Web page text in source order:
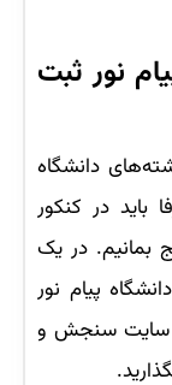
نور ثبت
دانشگاه
باید در کنکور
بمانیم. در یک
پیام نور
سایت سنجش و